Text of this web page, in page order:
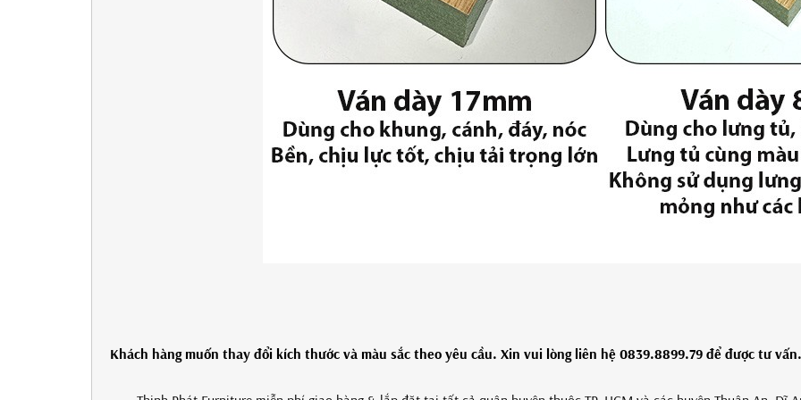
Khách hàng muốn thay đổi kích thước và màu sắc theo yêu cầu. Xin vui lòng liên hệ 0839.8899.79 để được tư vấn.